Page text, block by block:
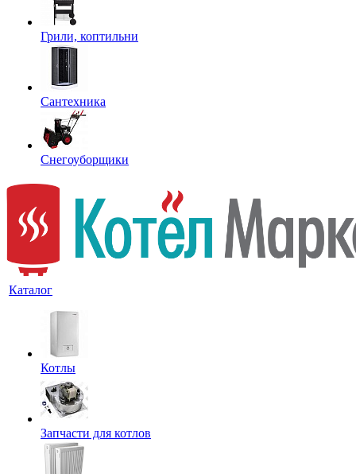
Грили, коптильни
Сантехника
Снегоуборщики
Каталог
Котлы
Запчасти для котлов